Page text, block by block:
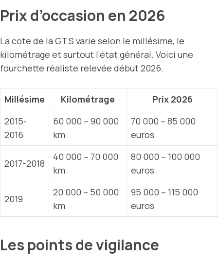
Prix d’occasion en 2026
La cote de la GT S varie selon le millésime, le
kilométrage et surtout l’état général. Voici une
fourchette réaliste relevée début 2026.
Millésime Kilométrage
Prix 2026
2015-
2016
60 000 – 90 000
km
70 000 – 85 000
euros
2017-2018
40 000 – 70 000
km
80 000 – 100 000
euros
2019
20 000 – 50 000
km
95 000 – 115 000
euros
Les points de vigilance